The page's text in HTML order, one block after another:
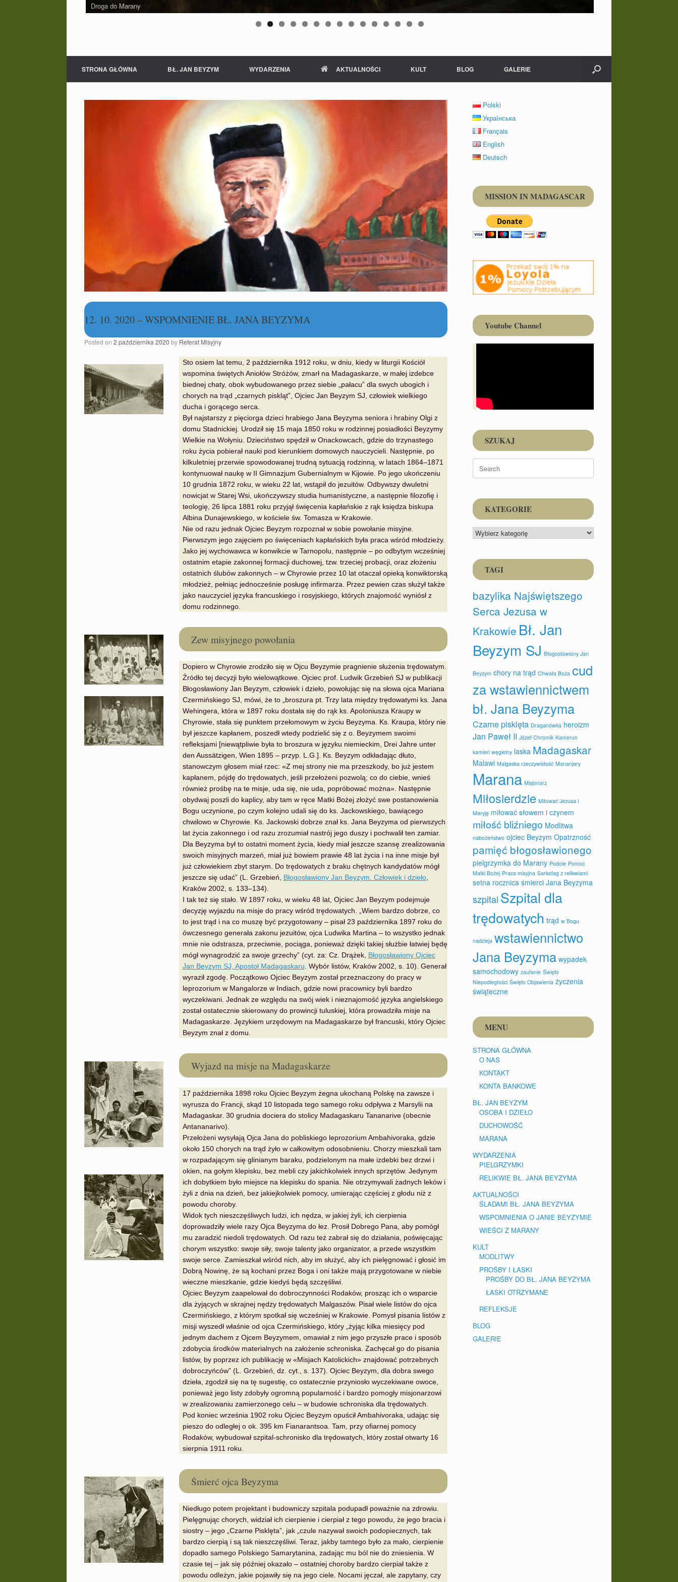
Dom w Maranie, w którym mieszkał bł. o. Jan Beyzym
STRONA GŁÓWNA BŁ. JAN BEYZYM WYDARZENIA AKTUALNOŚCI KULT BLOG GALERIE
12. 10. 2020 – WSPOMNIENIE BŁ. JANA BEYZYMA
Posted on 2 października 2020 by Referat Misyjny
Sto osiem lat temu, 2 października 1912 roku, w dniu, kiedy w liturgii Kościół
wspomina świętych Aniołów Stróżów, zmarł na Madagaskarze, w małej izdebce
biednej chaty, obok wybudowanego przez siebie „pałacu” dla swych ubogich i
chorych na trąd „czarnych piskląt”, Ojciec Jan Beyzym SJ, człowiek wielkiego
ducha i gorącego serca.
Był najstarszy z pięciorga dzieci hrabiego Jana Beyzyma seniora i hrabiny Olgi z
domu Stadnickiej. Urodził się 15 maja 1850 roku w rodzinnej posiadłości Beyzymy
Wielkie na Wołyniu. Dzieciństwo spędził w Onackowcach, gdzie do trzynastego
roku życia pobierał nauki pod kierunkiem domowych nauczycieli. Następnie, po
kilkuletniej przerwie spowodowanej trudną sytuacją rodzinną, w latach 1864–1871
kontynuował naukę w II Gimnazjum Gubernialnym w Kijowie. Po jego ukończeniu
10 grudnia 1872 roku, w wieku 22 lat, wstąpił do jezuitów. Odbywszy dwuletni
nowicjat w Starej Wsi, ukończywszy studia humanistyczne, a następnie filozofię i
teologię, 26 lipca 1881 roku przyjął święcenia kapłańskie z rąk księdza biskupa
Albina Dunajewskiego, w kościele św. Tomasza w Krakowie.
Nie od razu jednak Ojciec Beyzym rozpoznał w sobie powołanie misyjne.
Pierwszym jego zajęciem po święceniach kapłańskich była praca wśród młodzieży.
Jako jej wychowawca w konwikcie w Tarnopolu, następnie – po odbytym wcześniej
ostatnim etapie zakonnej formacji duchowej, tzw. trzeciej probacji, oraz złożeniu
ostatnich ślubów zakonnych – w Chyrowie przez 10 lat otaczał opieką konwiktorską
młodzież, pełniąc jednocześnie posługę infirmarza. Przez pewien czas służył także
jako nauczyciel języka francuskiego i rosyjskiego, których znajomość wyniósł z
domu rodzinnego.
Zew misyjnego powołania
Dopiero w Chyrowie zrodziło się w Ojcu Beyzymie pragnienie służenia trędowatym.
Źródło tej decyzji było wielowątkowe. Ojciec prof. Ludwik Grzebień SJ w publikacji
Błogosławiony Jan Beyzym, człowiek i dzieło, powołując się na słowa ojca Mariana
Czermińskiego SJ, mówi, że to „broszura pt. Trzy lata między trędowatymi ks. Jana
Wehingera, która w 1897 roku dostała się do rąk ks. Apoloniusza Kraupy w
Chyrowie, stała się punktem przełomowym w życiu Beyzyma. Ks. Kraupa, który nie
był jeszcze kapłanem, poszedł wtedy podzielić się z o. Beyzymem swoimi
refleksjami [niewątpliwie była to broszura w języku niemieckim, Drei Jahre unter
den Aussätzigen, Wien 1895 – przyp. L.G.]. Ks. Beyzym odkładając dłuto,
stanowczym głosem miał rzec: «Z mej strony nie ma przeszkody, bo już jestem
kapłanem, pójdę do trędowatych, jeśli przełożeni pozwolą; co do ciebie, wnieś
również prośbę na te misje, uda się, nie uda, popróbować można». Następnie
obydwaj poszli do kaplicy, aby tam w ręce Matki Bożej złożyć swe postanowienia
Bogu uczynione, po czym kolejno udali się do ks. Jackowskiego, bawiącego
chwilowo w Chyrowie. Ks. Jackowski dobrze znał ks. Jana Beyzyma od pierwszych
lat życia zakonnego i od razu zrozumiał nastrój jego duszy i pochwalił ten zamiar.
Dla Beyzyma był to ostatni moment życia, kiedy miał jeszcze szansę zrealizowania
swoich misyjnych marzeń, miał już bowiem prawie 48 lat życia i na inne misje był
już człowiekiem zbyt starym. Do trędowatych z braku chętnych kandydatów mógł
jeszcze się udać” (L. Grzebień, Błogosławiony Jan Beyzym. Człowiek i dzieło,
Kraków 2002, s. 133–134).
I tak też się stało. W 1897 roku, w wieku 48 lat, Ojciec Jan Beyzym podejmuje
decyzję wyjazdu na misje do pracy wśród trędowatych. „Wiem bardzo dobrze, co
to jest trąd i na co muszę być przygotowany – pisał 23 października 1897 roku do
ówczesnego generała zakonu jezuitów, ojca Ludwika Martina – to wszystko jednak
mnie nie odstrasza, przeciwnie, pociąga, ponieważ dzięki takiej służbie łatwiej będę
mógł wynagrodzić za swoje grzechy” (cyt. za: Cz. Drążek, Błogosławiony Ojciec
Jan Beyzym SJ, Apostoł Madagaskaru . Wybór listów, Kraków 2002, s. 10). Generał
wyraził zgodę. Początkowo Ojciec Beyzym został przeznaczony do pracy w
leprozorium w Mangalorze w Indiach, gdzie nowi pracownicy byli bardzo
wyczekiwani. Jednak ze względu na swój wiek i nieznajomość języka angielskiego
został ostatecznie skierowany do prowincji tuluskiej, która prowadziła misje na
Madagaskarze. Językiem urzędowym na Madagaskarze był francuski, który Ojciec
Beyzym znał z domu.
Wyjazd na misje na Madagaskarze
17 października 1898 roku Ojciec Beyzym żegna ukochaną Polskę na zawsze i
wyrusza do Francji, skąd 10 listopada tego samego roku odpływa z Marsylii na
Madagaskar. 30 grudnia dociera do stolicy Madagaskaru Tananarive (obecnie
Antananarivo).
Przełożeni wysyłają Ojca Jana do pobliskiego leprozorium Ambahivoraka, gdzie
około 150 chorych na trąd żyło w całkowitym odosobnieniu. Chorzy mieszkali tam
w rozpadającym się glinianym baraku, podzielonym na małe izdebki bez drzwi i
okien, na gołym klepisku, bez mebli czy jakichkolwiek innych sprzętów. Jedynym
ich dobytkiem było miejsce na klepisku do spania. Nie otrzymywali żadnych leków i
żyli z dnia na dzień, bez jakiejkolwiek pomocy, umierając częściej z głodu niż z
powodu choroby.
Widok tych nieszczęśliwych ludzi, ich nędza, w jakiej żyli, ich cierpienia
doprowadziły wiele razy Ojca Beyzyma do łez. Prosił Dobrego Pana, aby pomógł
mu zaradzić niedoli trędowatych. Od razu też zabrał się do działania, poświęcając
chorym wszystko: swoje siły, swoje talenty jako organizator, a przede wszystkim
swoje serce. Zamieszkał wśród nich, aby im służyć, aby ich pielęgnować i głosić im
Dobrą Nowinę, że są kochani przez Boga i oni także mają przygotowane w niebie
wieczne mieszkanie, gdzie kiedyś będą szczęśliwi.
Ojciec Beyzym zaapelował do dobroczynności Rodaków, prosząc ich o wsparcie
dla żyjących w skrajnej nędzy trędowatych Malgaszów. Pisał wiele listów do ojca
Czermińskiego, z którym spotkał się wcześniej w Krakowie. Pomysł pisania listów z
misji wyszedł właśnie od ojca Czermińskiego, który „żyjąc kilka miesięcy pod
jednym dachem z Ojcem Beyzymem, omawiał z nim jego przyszłe prace i sposób
zdobycia środków materialnych na założenie schroniska. Zachęcał go do pisania
listów, by poprzez ich publikację w «Misjach Katolickich» znajdować potrzebnych
dobroczyńców” (L. Grzebień, dz. cyt., s. 137). Ojciec Beyzym, dla dobra swego
dzieła, zgodził się na tę sugestię, co ostatecznie przyniosło wyczekiwane owoce,
ponieważ jego listy zdobyły ogromną popularność i bardzo pomogły misjonarzowi
w zrealizowaniu zamierzonego celu – w budowie schroniska dla trędowatych.
Pod koniec września 1902 roku Ojciec Beyzym opuścił Ambahivoraka, udając się
pieszo do odległej o ok. 395 km Fianarantsoa. Tam, przy ofiarnej pomocy
Rodaków, wybudował szpital-schronisko dla trędowatych, który został otwarty 16
sierpnia 1911 roku.
Śmierć ojca Beyzyma
Niedługo potem projektant i budowniczy szpitala podupadł poważnie na zdrowiu.
Pielęgnując chorych, widział ich cierpienie i cierpiał z tego powodu, że jego bracia i
siostry – jego „Czarne Pisklęta”, jak „czule nazywał swoich podopiecznych, tak
bardzo cierpią i są tak nieszczęśliwi. Teraz, jakby tamtego było za mało, cierpienie
dopadło samego Polskiego Samarytanina, zadając mu ból nie do zniesienia. W
czasie tej – jak się później okazało – ostatniej choroby bardzo cierpiał także z
powodu odleżyn, jakie pojawiły się na jego ciele. Nocami jęczał, ale zapytany, czy
Polski
Українська
Français
English
Deutsch
MISSION IN MADAGASCAR
Youtube Channel
SZUKAJ
Search
for:
KATEGORIE
KATEGORIE
TAGI
bazylika Najświętszego
Serca Jezusa w
Krakowie Bł. Jan
Beyzym SJ Błogosławiony Jan
Beyzym chory na trąd Chwała Boża cud
za wstawiennictwem
bł. Jana Beyzyma
Czarne pisklęta Draganówka heroizm
Jan Paweł II Józef Chromik Kamerun
kamień węgielny laska Madagaskar
Malawi Malgaska rzeczywistość Mananjary
Marana Misjonarz
Miłosierdzie Miłować Jezusa i
Maryję miłować słowem i czynem
miłość bliźniego Modlitwa
nabożeństwo ojciec Beyzym Opatrzność
pamięć błogosławionego
pielgrzymka do Marany Podole Pomoc
Matki Bożej Praca misyjna Sarkofag z relikwiami
setna rocznica śmierci Jana Beyzyma
szpital Szpital dla
trędowatych trąd w Bogu
nadzieja wstawiennictwo
Jana Beyzyma wypadek
samochodowy zaufanie Święto
Niepodległości Święto Objawienia życzenia
świąteczne
MENU
STRONA GŁÓWNA
O NAS
KONTAKT
KONTA BANKOWE
BŁ. JAN BEYZYM
OSOBA I DZIEŁO
DUCHOWOŚĆ
MARANA
WYDARZENIA
PIELGRZYMKI
RELIKWIE BŁ. JANA BEYZYMA
AKTUALNOŚCI
ŚLADAMI BŁ. JANA BEYZYMA
WSPOMNIENIA O JANIE BEYZYMIE
WIEŚCI Z MARANY
KULT
MODLITWY
PROŚBY I ŁASKI
PROŚBY DO BŁ. JANA BEYZYMA
ŁASKI OTRZYMANE
REFLEKSJE
BLOG
GALERIE